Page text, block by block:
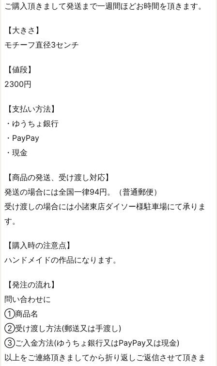
ご購入頂きまして発送まで一週間ほどお時間を頂きます。
【大きさ】
モチーフ直径3センチ
【値段】
2300円
【支払い方法】
・ゆうちょ銀行
・PayPay
・現金
【商品の発送、受け渡し対応】
発送の場合には全国一律94円。（普通郵便）
受け渡しの場合には小諸東店ダイソー様駐車場にて承りま
す。
【購入時の注意点】
ハンドメイドの作品になります。
【発注の流れ】
問い合わせに
①商品名
②受け渡し方法(郵送又は手渡し)
③ご入金方法(ゆうちょ銀行又はPayPay又は現金)
以上をご連絡頂きましてから折り返しご返信させて頂きま